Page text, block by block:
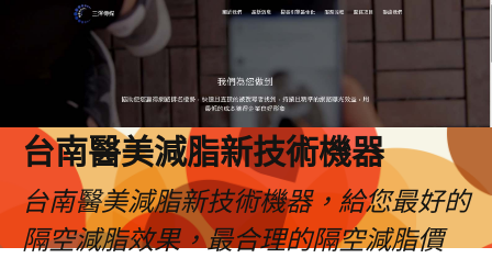
台南醫美減脂新技術機器
台南醫美減脂新技術機器，給您最好的
隔空減脂效果，最合理的隔空減脂價